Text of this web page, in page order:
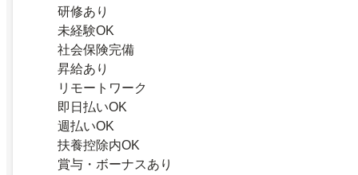
研修あり
未経験OK
社会保険完備
昇給あり
リモートワーク
即日払いOK
週払いOK
扶養控除内OK
賞与・ボーナスあり